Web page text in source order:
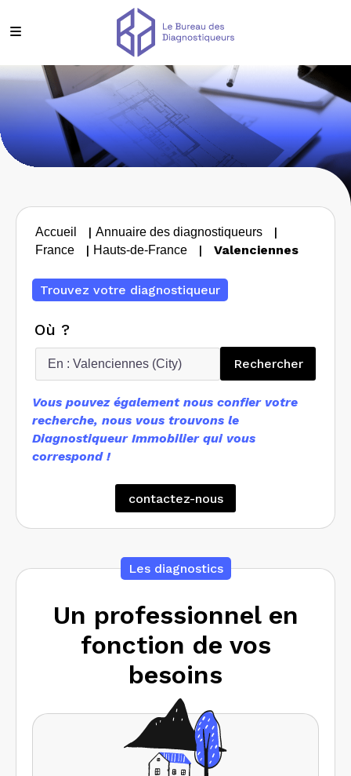
Accueil | Annuaire des diagnostiqueurs |
France | Hauts-de-France | Valenciennes
Trouvez votre diagnostiqueur
Où ?
Rechercher
Vous pouvez également nous confier votre
recherche, nous vous trouvons le
Diagnostiqueur Immobilier qui vous
correspond !
contactez-nous
Les diagnostics
Un professionnel en
fonction de vos
besoins